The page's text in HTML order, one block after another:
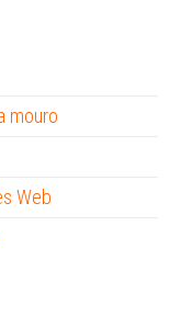
mouro
Web